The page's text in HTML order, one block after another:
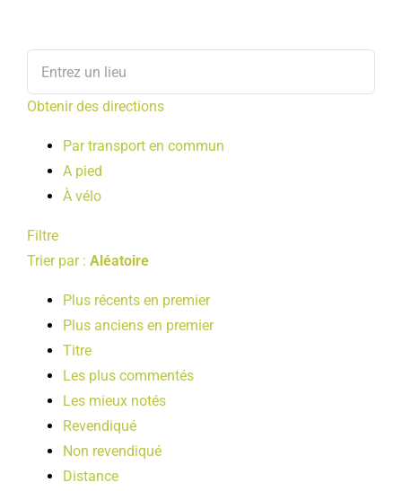
Obtenir des directions
Par transport en commun
A pied
À vélo
Filtre
Trier par : Aléatoire
Plus récents en premier
Plus anciens en premier
Titre
Les plus commentés
Les mieux notés
Revendiqué
Non revendiqué
Distance